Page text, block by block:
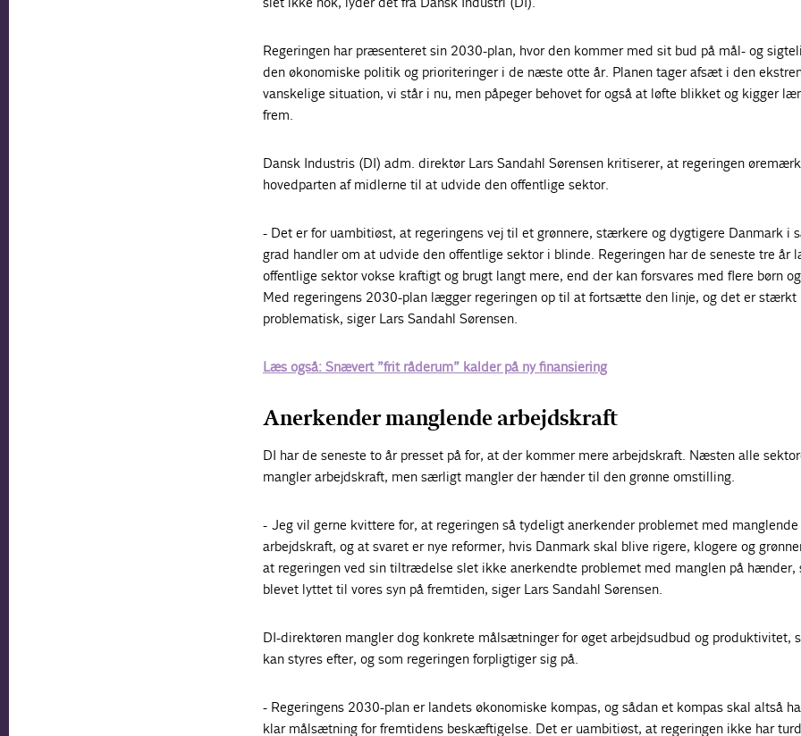
Regeringen har præsenteret sin 2030-plan, hvor den kommer med sit bud på mål- og
den økonomiske politik og prioriteringer i de næste otte år. Planen tager afsæt i den
vanskelige situation, vi står i nu, men påpeger behovet for også at løfte blikket og kigger
frem.
Dansk Industris (DI) adm. direktør Lars Sandahl Sørensen kritiserer, at regeringen
hovedparten af midlerne til at udvide den offentlige sektor.
- Det er for uambitiøst, at regeringens vej til et grønnere, stærkere og dygtigere Danmark i
grad handler om at udvide den offentlige sektor i blinde. Regeringen har de seneste tre år
offentlige sektor vokse kraftigt og brugt langt mere, end der kan forsvares med flere børn
Med regeringens 2030-plan lægger regeringen op til at fortsætte den linje, og det er stærkt
problematisk, siger Lars Sandahl Sørensen.
Læs også: Snævert ”frit råderum” kalder på ny finansiering
Anerkender manglende arbejdskraft
DI har de seneste to år presset på for, at der kommer mere arbejdskraft. Næsten alle
mangler arbejdskraft, men særligt mangler der hænder til den grønne omstilling.
- Jeg vil gerne kvittere for, at regeringen så tydeligt anerkender problemet med manglende
arbejdskraft, og at svaret er nye reformer, hvis Danmark skal blive rigere, klogere og
at regeringen ved sin tiltrædelse slet ikke anerkendte problemet med manglen på hænder,
blevet lyttet til vores syn på fremtiden, siger Lars Sandahl Sørensen.
DI-direktøren mangler dog konkrete målsætninger for øget arbejdsudbud og produktivitet,
kan styres efter, og som regeringen forpligtiger sig på.
- Regeringens 2030-plan er landets økonomiske kompas, og sådan et kompas skal altså
klar målsætning for fremtidens beskæftigelse. Det er uambitiøst, at regeringen ikke har